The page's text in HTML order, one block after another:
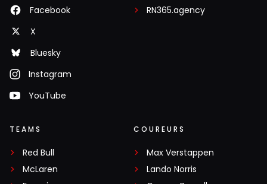
Facebook
X
Bluesky
Instagram
YouTube
RN365.agency
TEAMS
Red Bull
McLaren
COUREURS
Max Verstappen
Lando Norris